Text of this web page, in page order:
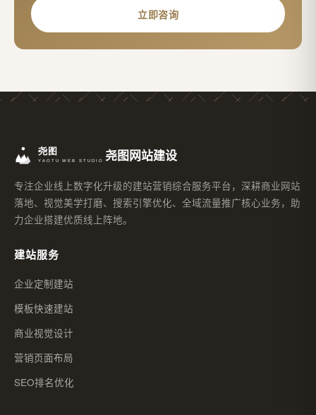
立即咨询
尧图网站建设
专注企业线上数字化升级的建站营销综合服务平台，深耕商业网站
落地、视觉美学打磨、搜索引擎优化、全域流量推广核心业务，助
力企业搭建优质线上阵地。
建站服务
企业定制建站
模板快速建站
商业视觉设计
营销页面布局
SEO排名优化